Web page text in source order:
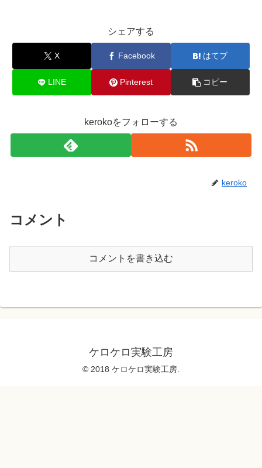
シェアする
X Facebook はてブ
LINE Pinterest コピー
kerokoをフォローする
keroko
コメント
コメントを書き込む
ケロケロ実験工房
© 2018 ケロケロ実験工房.